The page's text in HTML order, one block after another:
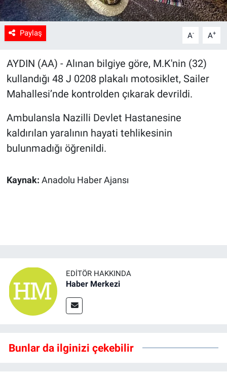
Paylaş A- A+
AYDIN (AA) - Alınan bilgiye göre, M.K'nin (32)
kullandığı 48 J 0208 plakalı motosiklet, Sailer
Mahallesi’nde kontrolden çıkarak devrildi.
Ambulansla Nazilli Devlet Hastanesine
kaldırılan yaralının hayati tehlikesinin
bulunmadığı öğrenildi.
Kaynak: Anadolu Haber Ajansı
EDITÖR HAKKINDA
Haber Merkezi
Bunlar da ilginizi çekebilir
Tarım